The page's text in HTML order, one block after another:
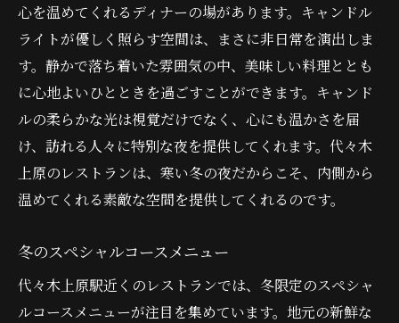
心を温めてくれるディナーの場があります。キャンドル
ライトが優しく照らす空間は、まさに非日常を演出しま
す。静かで落ち着いた雰囲気の中、美味しい料理ととも
に心地よいひとときを過ごすことができます。キャンド
ルの柔らかな光は視覚だけでなく、心にも温かさを届
け、訪れる人々に特別な夜を提供してくれます。代々木
上原のレストランは、寒い冬の夜だからこそ、内側から
温めてくれる素敵な空間を提供してくれるのです。
冬のスペシャルコースメニュー
代々木上原駅近くのレストランでは、冬限定のスペシャ
ルコースメニューが注目を集めています。地元の新鮮な